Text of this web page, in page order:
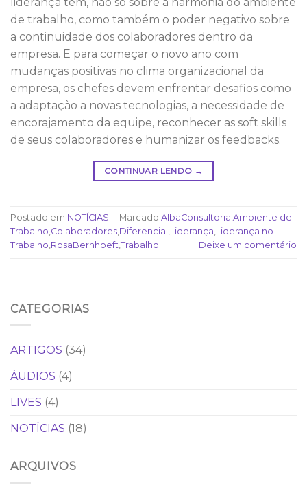
de trabalho, como também o poder negativo sobre
a continuidade dos colaboradores dentro da
empresa. E para começar o novo ano com
mudanças positivas no clima organizacional da
empresa, os chefes devem enfrentar desafios como
a adaptação a novas tecnologias, a necessidade de
encorajamento da equipe, reconhecer as soft skills
de seus colaboradores e humanizar os feedbacks.
CONTINUAR LENDO →
Postado em NOTÍCIAS Marcado AlbaConsultoria,Ambiente de
Trabalho,Colaboradores,Diferencial ,Liderança,Liderança no
Trabalho,RosaBernhoeft,Trabalho Deixe um comentário
CATEGORIAS
ARTIGOS (34)
ÁUDIOS (4)
LIVES (4)
NOTÍCIAS (18)
ARQUIVOS